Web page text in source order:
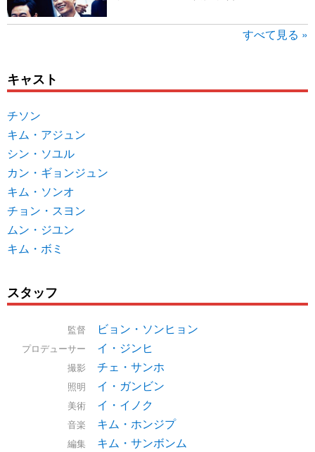
すべて見る »
キャスト
チソン
キム・アジュン
シン・ソユル
カン・ギョンジュン
キム・ソンオ
チョン・スヨン
ムン・ジユン
キム・ボミ
スタッフ
監督 ビョン・ソンヒョン
プロデューサー イ・ジンヒ
撮影 チェ・サンホ
照明 イ・ガンビン
美術 イ・イノク
音楽 キム・ホンジプ
編集
キム・サンボンム